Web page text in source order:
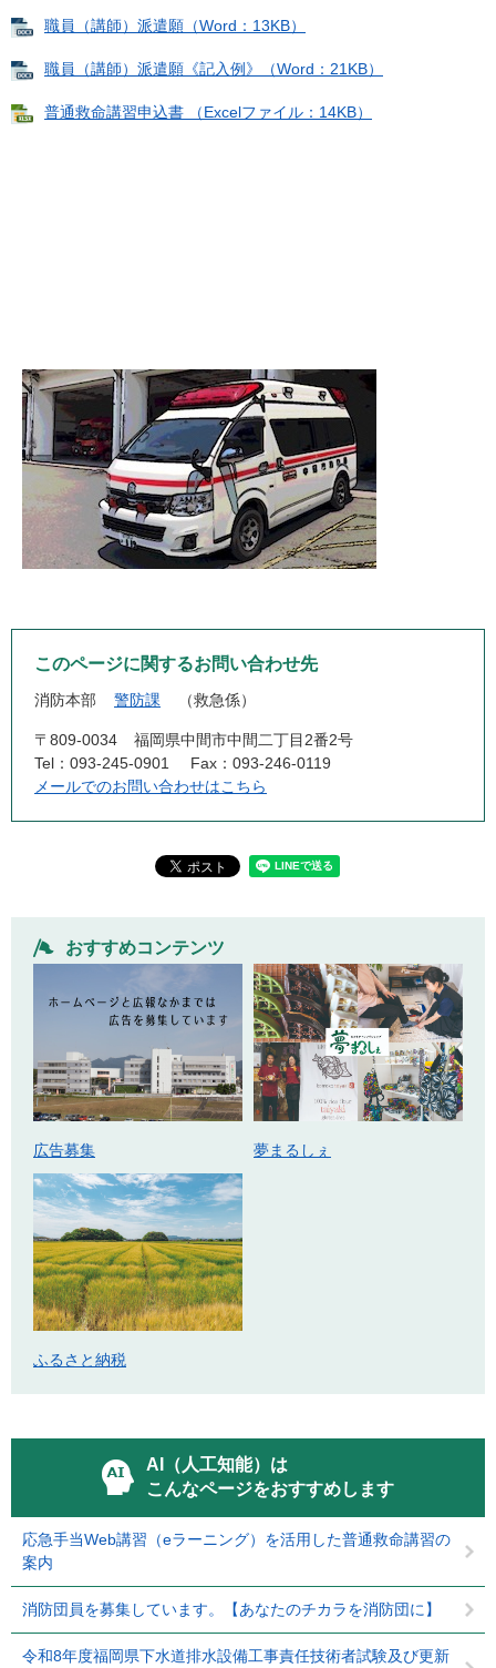
職員（講師）派遣願（Word：13KB）
職員（講師）派遣願《記入例》（Word：21KB）
普通救命講習申込書 （Excelファイル：14KB）
このページに関するお問い合わせ先
消防本部 警防課 救急係
〒809-0034
福岡県中間市中間二丁目2番2号
Tel：093-245-0901
Fax：093-246-0119
メールでのお問い合わせはこちら
おすすめコンテンツ
広告募集 夢まるしぇ
ふるさと納税
AI（人工知能）は
こんなページをおすすめします
応急手当Web講習（eラーニング）を活用した普通救命講習の
案内
消防団員を募集しています。【あなたのチカラを消防団に】
令和8年度福岡県下水道排水設備工事責任技術者試験及び更新